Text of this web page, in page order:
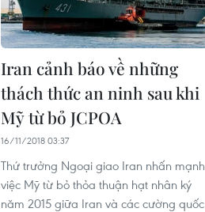
Iran cảnh báo về những
thách thức an ninh sau khi
Mỹ từ bỏ JCPOA
16/11/2018 03:37
Thứ trưởng Ngoại giao Iran nhấn mạnh
việc Mỹ từ bỏ thỏa thuận hạt nhân ký
năm 2015 giữa Iran và các cường quốc